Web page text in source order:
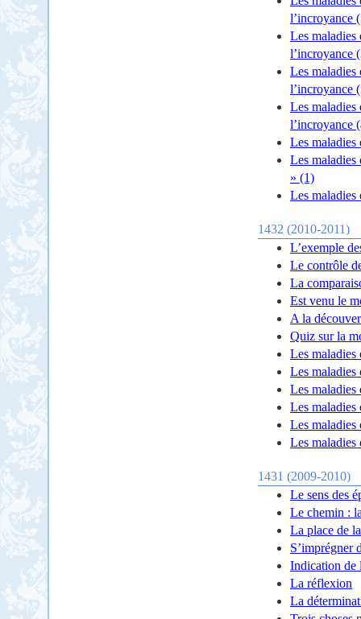
l’incroyance
Les maladies
l’incroyance
Les maladies
l’incroyance
Les maladies
l’incroyance
Les maladies
Les maladies
» (1)
Les
1432 (2010-2011)
L’exemple
Le contrôle
La
Est venu le
A la
Quiz sur la
Les
Les
Les
Les
Les
Les
1431 (2009-2010)
Le sens des
Le chemin :
La place de
S’imprégner
Indication de
La réflexion
La